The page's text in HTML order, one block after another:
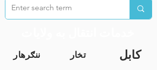
ننګرهار تخار کابل